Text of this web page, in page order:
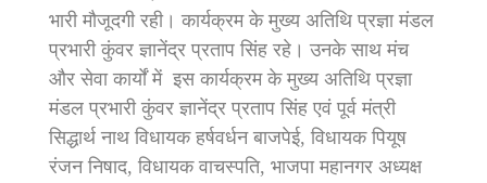
भारी मौजूदगी रही। कार्यक्रम के मुख्य अतिथि प्रज्ञा मंडल
प्रभारी कुंवर ज्ञानेंद्र प्रताप सिंह रहे। उनके साथ मंच
और सेवा कार्यों में इस कार्यक्रम के मुख्य अतिथि प्रज्ञा
मंडल प्रभारी कुंवर ज्ञानेंद्र प्रताप सिंह एवं पूर्व मंत्री
सिद्धार्थ नाथ विधायक हर्षवर्धन बाजपेई, विधायक पियूष
रंजन निषाद, विधायक वाचस्पति, भाजपा महानगर अध्यक्ष